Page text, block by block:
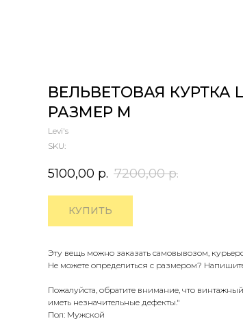
ВЕЛЬВЕТОВАЯ КУРТКА
РАЗМЕР M
Levi's
SKU:
5100,00 р. 7200,00 р.
КУПИТЬ
Эту вещь можно заказать самовывозом,
Не можете определиться с размером?
Пожалуйста, обратите внимание, что
иметь незначительные дефекты."
Пол: Мужской